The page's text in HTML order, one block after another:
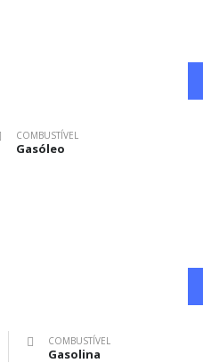
COMBUSTÍVEL
Gasóleo
COMBUSTÍVEL
Gasolina